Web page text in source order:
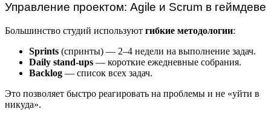
Управление проектом: Agile и Scrum в геймдеве
Большинство студий используют гибкие методологии:
Sprints (спринты) — 2–4 недели на выполнение задач.
Daily stand-ups — короткие ежедневные собрания.
Backlog — список всех задач.
Это позволяет быстро реагировать на проблемы и не «уйти в
никуда».